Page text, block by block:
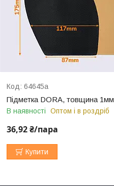
64645а
Підметка DORA, товщина 1мм
В наявності Оптом і в роздріб
36,92 ₴/пара
Купити